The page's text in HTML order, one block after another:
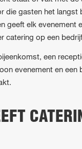
die gasten het
geeft elk evenement
catering op een
een
evenement en